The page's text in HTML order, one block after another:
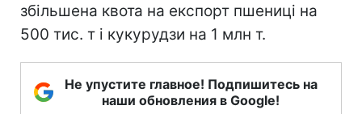
збільшена квота на експорт пшениці на
500 тис. т і кукурудзи на 1 млн т.
Не упустите главное! Подпишитесь на
наши обновления в Google!